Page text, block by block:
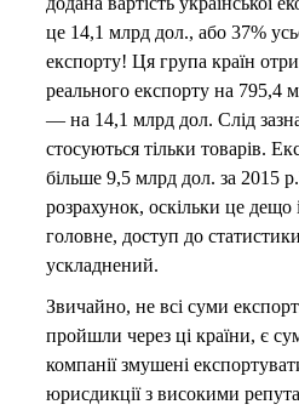
це 14,1 млрд дол., або 37%
експорту! Ця група країн
реального експорту на 795,4
— на 14,1 млрд дол. Слід
стосуються тільки товарів.
більше 9,5 млрд дол. за 2015
розрахунок, оскільки це дещо
головне, доступ до
ускладнений.
Звичайно, не всі суми
пройшли через ці країни, є
компанії змушені
юрисдикції з високими